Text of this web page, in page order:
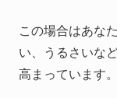
この場合はあな
い、うるさいな
高まっています。